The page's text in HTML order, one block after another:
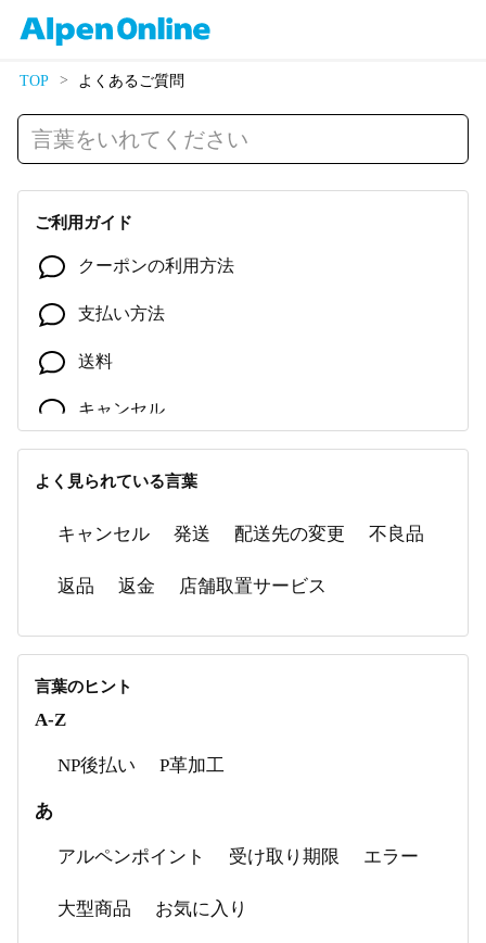
TOP よくあるご質問
ご利用ガイド
クーポンの利用方法
支払い方法
送料
キャンセル
よく見られている言葉
キャンセル 発送 配送先の変更 不良品
返品 返金 店舗取置サービス
言葉のヒント
A-Z
NP後払い P革加工
あ
アルペンポイント 受け取り期限 エラー
大型商品 お気に入り